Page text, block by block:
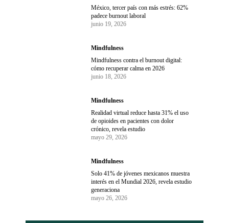
México, tercer país con más estrés: 62%
padece burnout laboral
junio 19, 2026
Mindfulness
Mindfulness contra el burnout digital:
cómo recuperar calma en 2026
junio 18, 2026
Mindfulness
Realidad virtual reduce hasta 31% el uso
de opioides en pacientes con dolor
crónico, revela estudio
mayo 29, 2026
Mindfulness
Solo 41% de jóvenes mexicanos muestra
interés en el Mundial 2026, revela estudio
generaciona
mayo 26, 2026